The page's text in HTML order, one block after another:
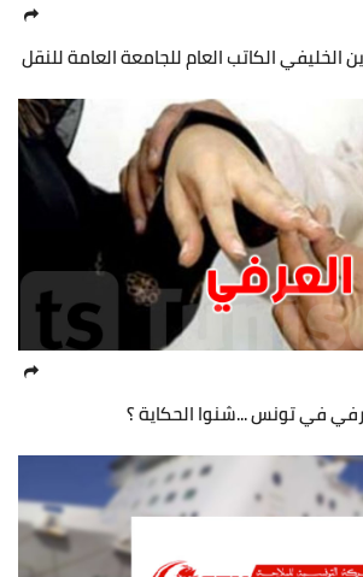
الكاتب العام للجامعة العامة للنقل
في تونس ...شنوا الحكاية ؟